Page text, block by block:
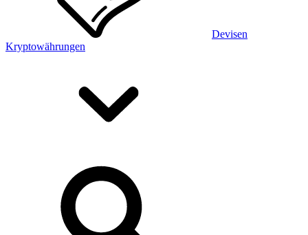
Devisen
Kryptowährungen